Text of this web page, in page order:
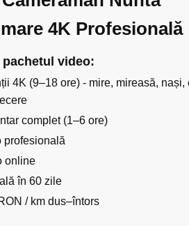
4K Profesională
video:
4K (9–18 ore) - mire, mireasă, nași,
complet (1–6 ore)
profesională
online
în 60 zile
/ km dus–întors